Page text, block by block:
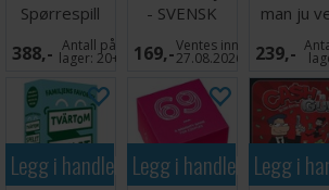
Spørrespill
388,- Antall på
lager: 20+
- SVENSK
169,-Ventes inn
27.08.2026
man ju
Hur
239,-
Legg i handlekurvenLegg i handlekurven
Legg i